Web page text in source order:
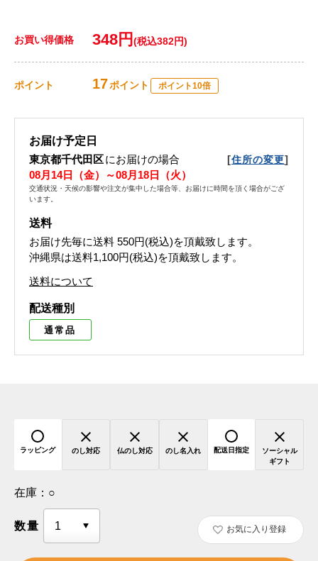
お買い得価格 348円 (税込382円)
ポイント 17ポイント ポイント10倍
お届け予定日
東京都千代田区にお届けの場合 [住所の変更]
08月14日（金）～08月18日（火）
交通状況・天候の影響や注文が集中した場合等、お届けに時間を頂く場合がござ
います。
送料
お届け先毎に送料 550円(税込)を頂戴致します。
沖縄県は送料1,100円(税込)を頂戴致します。
送料について
配送種別
通常品
ラッピング のし対応 仏のし対応 のし名入れ 配送日指定
ソーシャル
ギフト
在庫： ○
数量 お気に入り登録